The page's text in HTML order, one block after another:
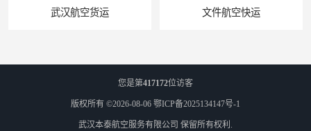
武汉航空货运 文件航空快运
您是第417172位访客
版权所有 ©2026-08-06 鄂ICP备2025134147号-1
武汉本泰航空服务有限公司 保留所有权利.